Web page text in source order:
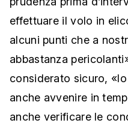
effettuare il volo in
alcuni punti che a
abbastanza
considerato sicuro,
anche avvenire in
anche verificare le